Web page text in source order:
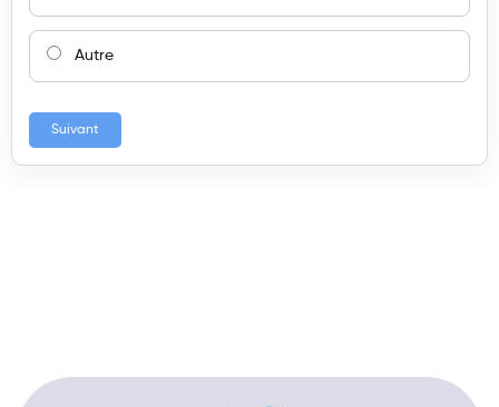
Autre
Suivant